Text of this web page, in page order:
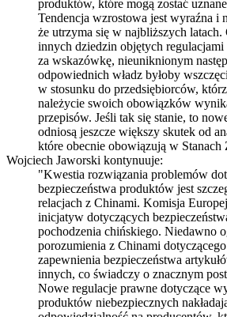
produktów, które mogą zostać
Tendencja wzrostowa jest wyraźna i
że utrzyma się w najbliższych
innych dziedzin objętych regulacjami
za wskazówkę, nieuniknionym
odpowiednich władz byłoby
w stosunku do przedsiębiorców,
należycie swoich obowiązków
przepisów. Jeśli tak się stanie, to
odniosą jeszcze większy skutek od
które obecnie obowiązują w
Wojciech Jaworski kontynuuje:
"Kwestia rozwiązania problemów
bezpieczeństwa produktów jest
relacjach z Chinami. Komisja
inicjatyw dotyczących
pochodzenia chińskiego. Niedawno
porozumienia z Chinami
zapewnienia bezpieczeństwa
innych, co świadczy o znacznym
Nowe regulacje prawne dotyczące
produktów niebezpiecznych